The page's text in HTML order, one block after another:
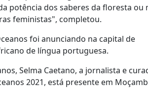
potência dos saberes da floresta ou
feministas", completou.
foi anunciando na capital de
de língua portuguesa.
Selma Caetano, a jornalista e
2021, está presente em